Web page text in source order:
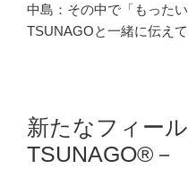
中島：その中で「もった
TSUNAGOと一緒に伝え
新たなフィー
TSUNAGO®－